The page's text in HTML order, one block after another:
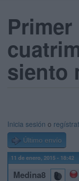
Primer
siento
Inicia sesión o
Último envío
11 de enero, 2015 - 18:42
Medina8